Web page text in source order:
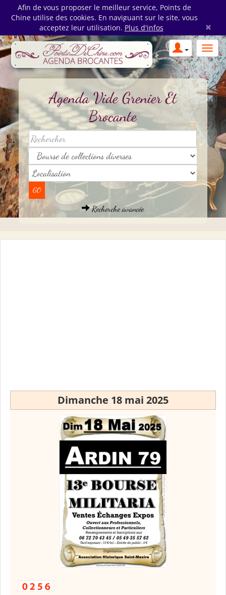
Afin de vous proposer le meilleur service, Points de
Chine utilise des cookies. En naviguant sur le site, vous
acceptez leur utilisation. Plus d'infos ×
Agenda Vide Grenier Et
Brocante
Recherche avancée
Dimanche 18 mai 2025